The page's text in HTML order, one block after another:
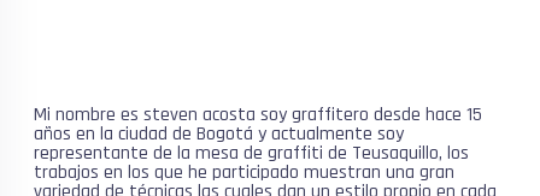
Mi nombre es steven acosta soy graffitero desde hace 15
años en la ciudad de Bogotá y actualmente soy
representante de la mesa de graffiti de Teusaquillo, los
trabajos en los que he participado muestran una gran